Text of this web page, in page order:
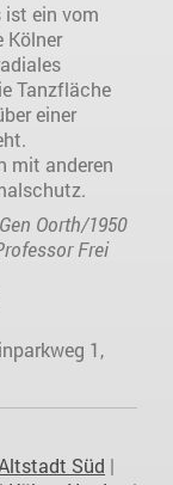
ist ein vom
Kölner
Tanzfläche
einer
mit anderen
Oorth/1950
Frei
1,
Süd |